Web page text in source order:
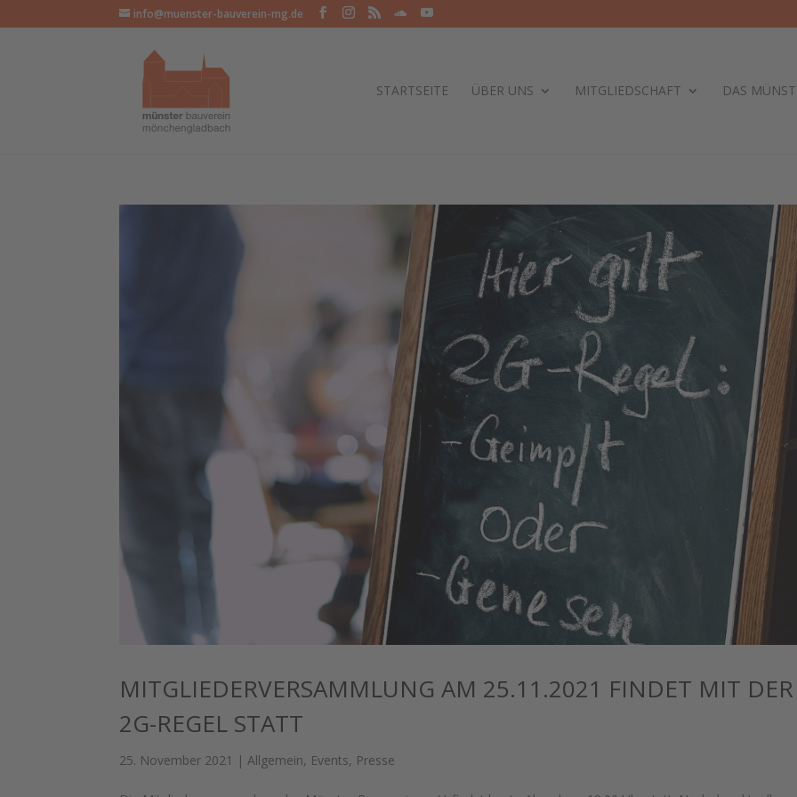
info@muenster-bauverein-mg.de
STARTSEITE ÜBER UNS MITGLIEDSCHAFT DAS
MITGLIEDERVERSAMMLUNG AM 25.11.2021 FINDET MIT DER
2G-REGEL STATT
25. November 2021 | Allgemein, Events, Presse